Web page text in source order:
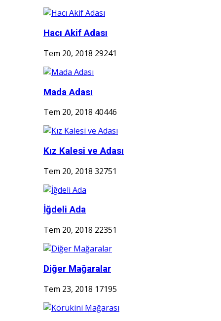
Hacı Akif Adası
Tem 20, 2018 29241
Mada Adası
Tem 20, 2018 40446
Kız Kalesi ve Adası
Tem 20, 2018 32751
İğdeli Ada
Tem 20, 2018 22351
Diğer Mağaralar
Tem 23, 2018 17195